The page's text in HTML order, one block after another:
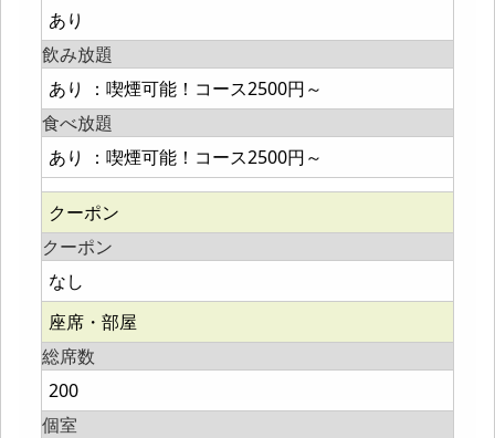
あり
飲み放題
あり ：喫煙可能！コース2500円～
食べ放題
あり ：喫煙可能！コース2500円～
クーポン
クーポン
なし
座席・部屋
総席数
200
個室